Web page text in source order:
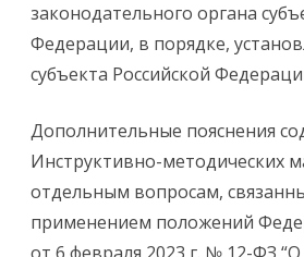
законодательного органа
Федерации, в порядке,
субъекта Российской
Дополнительные пояснения
Инструктивно-методических
отдельным вопросам,
применением положений